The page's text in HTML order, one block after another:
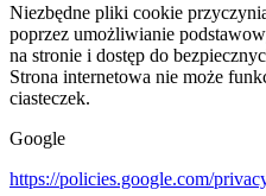
Niezbędne pliki cookie
poprzez umożliwianie
na stronie i dostęp do
Strona internetowa nie może
ciasteczek.
Google
https://policies.google.com/